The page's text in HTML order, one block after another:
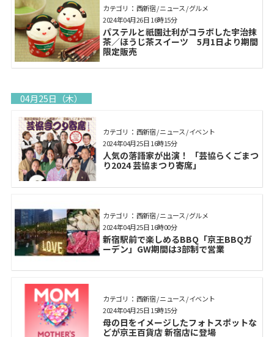
カテゴリ： 西新宿 / ニュース / グルメ
パステルと祇園辻利がコラボした宇治抹
茶／ほうじ茶スイーツ 5月1日より期間
限定販売
2024年04月26日 16時15分
04月25日（木）
カテゴリ： 西新宿 / ニュース / イベント
人気の落語家が出演！ 「芸協らくごまつ
り2024 芸協まつり寄席」
2024年04月25日 16時15分
カテゴリ： 西新宿 / ニュース / グルメ
新宿駅前で楽しめるBBQ「京王BBQガ
ーデン」GW期間は3部制で営業
2024年04月25日 16時00分
カテゴリ： 西新宿 / ニュース / イベント
母の日をイメージしたフォトスポットな
どが京王百貨店 新宿店に登場
2024年04月25日 15時15分